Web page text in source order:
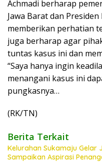
Achmadi berharap
Jawa Barat dan
memberikan perhatian
juga berharap agar
tuntas kasus ini dan
“Saya hanya ingin
menangani kasus ini
pungkasnya…
(RK/TN)
Berita Terkait
Kelurahan Sukamaju Gelar
Sampaikan Aspirasi